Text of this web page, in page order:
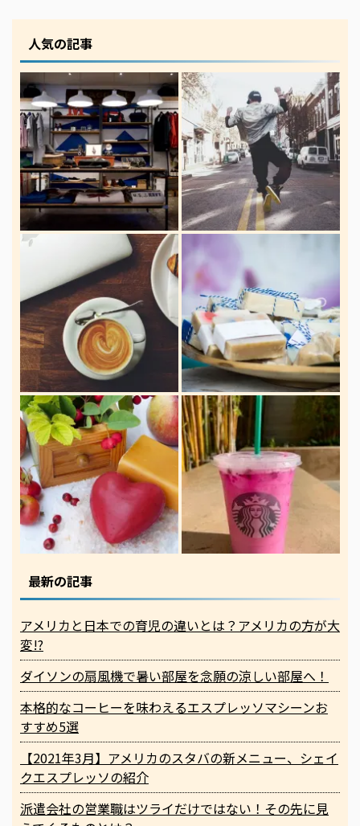
人気の記事
最新の記事
アメリカと日本での育児の違いとは？アメリカの方が大
変!?
ダイソンの扇風機で暑い部屋を念願の涼しい部屋へ！
本格的なコーヒーを味わえるエスプレッソマシーンお
すすめ5選
【2021年3月】アメリカのスタバの新メニュー、シェイ
クエスプレッソの紹介
派遣会社の営業職はツライだけではない！その先に見